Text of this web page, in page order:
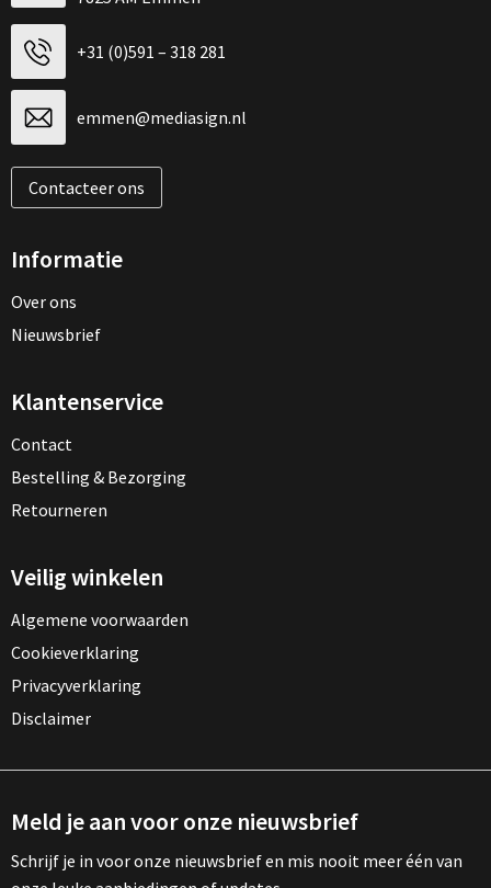
+31 (0)591 – 318 281
emmen@mediasign.nl
Contacteer ons
Informatie
Over ons
Nieuwsbrief
Klantenservice
Contact
Bestelling & Bezorging
Retourneren
Veilig winkelen
Algemene voorwaarden
Cookieverklaring
Privacyverklaring
Disclaimer
Meld je aan voor onze nieuwsbrief
Schrijf je in voor onze nieuwsbrief en mis nooit meer één van